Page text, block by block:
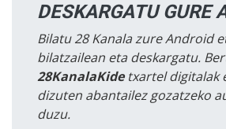
DESKARGATU GURE
Bilatu 28 Kanala zure Android
bilatzailean eta deskargatu.
28KanalaKidetxartel digitalak
dizuten abantailez gozatzeko
duzu.